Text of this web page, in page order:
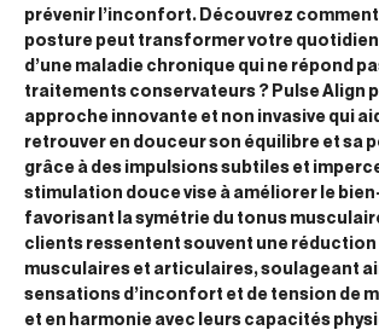
prévenir l’inconfort. Découvrez
posture peut transformer votre
d’une maladie chronique qui ne répond
traitements conservateurs ? Pulse Align
approche innovante et non invasive qui
retrouver en douceur son équilibre et sa
grâce à des impulsions subtiles et
stimulation douce vise à améliorer le
favorisant la symétrie du tonus
clients ressentent souvent une
musculaires et articulaires, soulageant
sensations d’inconfort et de tension de
et en harmonie avec leurs capacités